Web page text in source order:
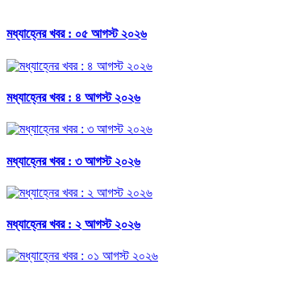
মধ্যাহ্নের খবর : ০৫ আগস্ট ২০২৬
মধ্যাহ্নের খবর : ৪ আগস্ট ২০২৬
মধ্যাহ্নের খবর : ৩ আগস্ট ২০২৬
মধ্যাহ্নের খবর : ২ আগস্ট ২০২৬